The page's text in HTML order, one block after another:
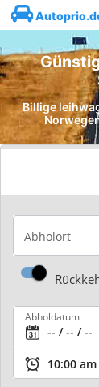
Billige
Abholort
Abholdatum